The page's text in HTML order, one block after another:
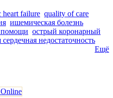
heart failure quality of care
ишемическая болезнь
помощи острый коронарный
недостаточность
Ещё